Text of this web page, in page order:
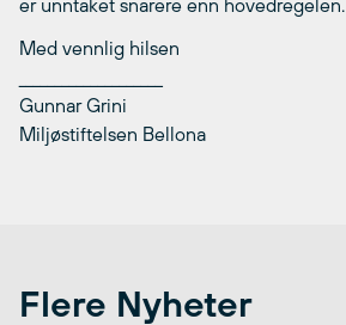
er unntaket snarere enn hovedregelen.
Med vennlig hilsen
Gunnar Grini
Miljøstiftelsen Bellona
Flere Nyheter